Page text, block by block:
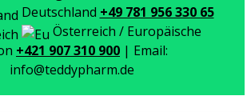
Deutschland +49 781 956 330 65
Österreich / Europäische
+421 907 310 900 | Email:
info@teddypharm.de